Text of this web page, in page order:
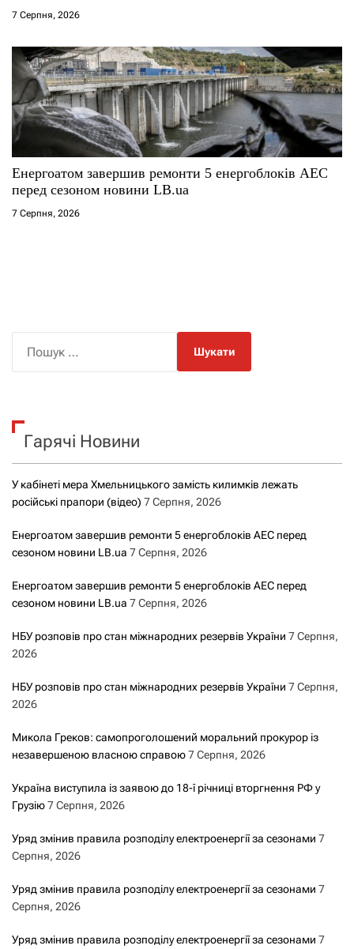
7 Серпня, 2026
Енергоатом завершив ремонти 5 енергоблоків АЕС
перед сезоном новини LB.ua
7 Серпня, 2026
к
Гарячі Новини
У кабінеті мера Хмельницького замість килимків лежать
російські прапори (відео) 7 Серпня, 2026
Енергоатом завершив ремонти 5 енергоблоків АЕС перед
сезоном новини LB.ua 7 Серпня, 2026
Енергоатом завершив ремонти 5 енергоблоків АЕС перед
сезоном новини LB.ua 7 Серпня, 2026
НБУ розповів про стан міжнародних резервів України 7 Серпня,
2026
НБУ розповів про стан міжнародних резервів України 7 Серпня,
2026
Микола Греков: самопроголошений моральний прокурор із
незавершеною власною справою7 Серпня, 2026
Україна виступила із заявою до 18-ї річниці вторгнення РФ у
Грузію7 Серпня, 2026
Уряд змінив правила розподілу електроенергії за сезонами 7
Серпня, 2026
Уряд змінив правила розподілу електроенергії за сезонами 7
Серпня, 2026
Уряд змінив правила розподілу електроенергії за сезонами 7